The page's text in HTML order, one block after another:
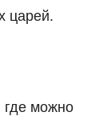
царей.
где можно